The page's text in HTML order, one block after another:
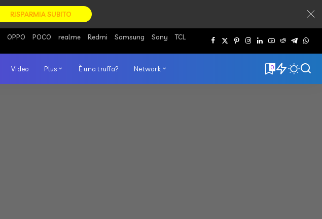
RISPARMIA SUBITO
OPPO POCO realme Redmi Samsung Sony
TCL
Video Plus È una truffa? Network 0